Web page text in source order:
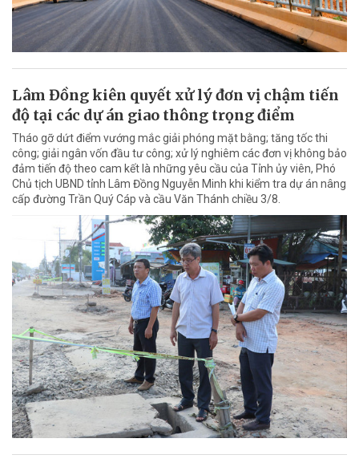
Lâm Đồng kiên quyết xử lý đơn vị chậm tiến
độ tại các dự án giao thông trọng điểm
Tháo gỡ dứt điểm vướng mắc giải phóng mặt bằng; tăng tốc thi
công; giải ngân vốn đầu tư công; xử lý nghiêm các đơn vị không bảo
đảm tiến độ theo cam kết là những yêu cầu của Tỉnh ủy viên, Phó
Chủ tịch UBND tỉnh Lâm Đồng Nguyễn Minh khi kiểm tra dự án nâng
cấp đường Trần Quý Cáp và cầu Văn Thánh chiều 3/8.